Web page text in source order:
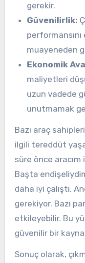
gerekir.
Güvenilirlik:
muayeneden
Ekonomik
maliyetleri
uzun vadede
unutmamak
Bazı araç
ilgili tereddüt
süre önce aracım
Başta
daha iyi çalıştı.
gerekiyor. Bazı
etkileyebilir. Bu
güvenilir bir
Sonuç olarak,